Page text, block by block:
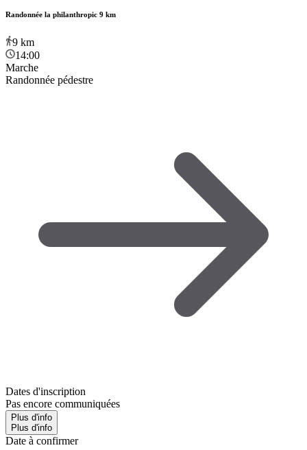
Randonnée la philanthropic 9 km
9 km
14:00
Marche
Randonnée pédestre
Dates d'inscription
Pas encore communiquées
Plus d'info
Plus d'info
Date à confirmer